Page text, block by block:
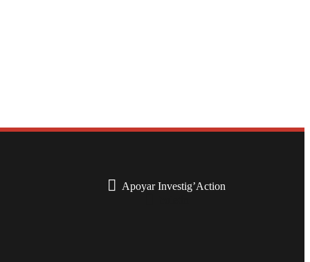
Apoyar Investig’Action